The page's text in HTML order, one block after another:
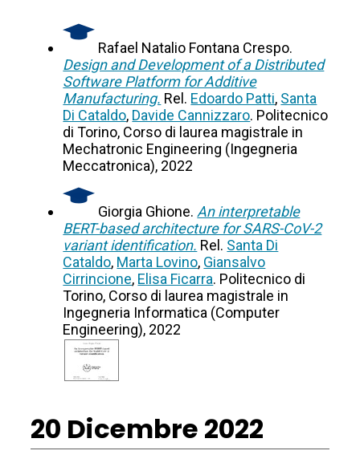
Rafael Natalio Fontana Crespo.
Design and Development of a Distributed
Software Platform for Additive
Manufacturing. Rel. Edoardo Patti, Santa
Di Cataldo, Davide Cannizzaro. Politecnico
di Torino, Corso di laurea magistrale in
Mechatronic Engineering (Ingegneria
Meccatronica), 2022
Giorgia Ghione.An interpretable
BERT-based architecture for SARS-CoV-2
variant identification. Rel. Santa Di
Cataldo, Marta Lovino, Giansalvo
Cirrincione, Elisa Ficarra. Politecnico di
Torino, Corso di laurea magistrale in
Ingegneria Informatica (Computer
Engineering), 2022
20 Dicembre 2022